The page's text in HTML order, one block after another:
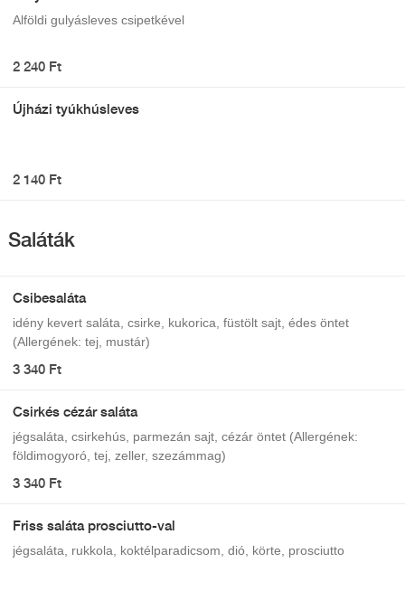
Alföldi gulyásleves csipetkével
2 240 Ft
Újházi tyúkhúsleves
2 140 Ft
Saláták
Csibesaláta
idény kevert saláta, csirke, kukorica, füstölt sajt, édes öntet
(Allergének: tej, mustár)
3 340 Ft
Csirkés cézár saláta
jégsaláta, csirkehús, parmezán sajt, cézár öntet (Allergének:
földimogyoró, tej, zeller, szezámmag)
3 340 Ft
Friss saláta prosciutto-val
jégsaláta, rukkola, koktélparadicsom, dió, körte, prosciutto